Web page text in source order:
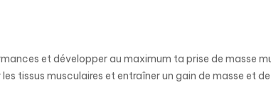
et développer au maximum ta prise de masse
musculaires et entraîner un gain de masse et